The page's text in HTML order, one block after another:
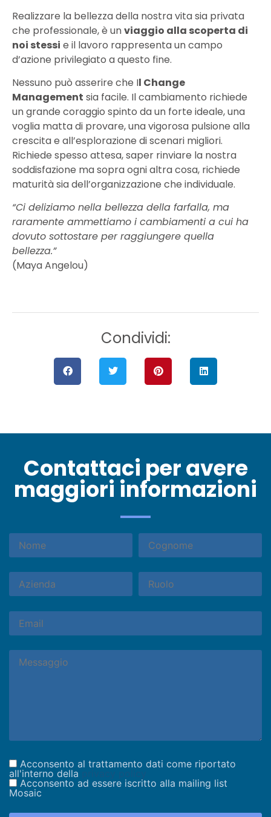
Realizzare la bellezza della nostra vita sia privata
che professionale, è unviaggio alla scoperta di
noi stessi e il lavoro rappresenta un campo
d’azione privilegiato a questo fine.
Nessuno può asserire che Il Change
Management sia facile. Il cambiamento richiede
un grande coraggio spinto da un forte ideale, una
voglia matta di provare, una vigorosa pulsione alla
crescita e all’esplorazione di scenari migliori.
Richiede spesso attesa, saper rinviare la nostra
soddisfazione ma sopra ogni altra cosa, richiede
maturità sia dell’organizzazione che individuale.
“Ci deliziamo nella bellezza della farfalla, ma
raramente ammettiamo i cambiamenti a cui ha
dovuto sottostare per raggiungere quella
bellezza.”
(Maya Angelou)
Condividi:
Contattaci per avere
maggiori informazioni
Acconsento al trattamento dati come riportato
all'interno della
Acconsento ad essere iscritto alla mailing list
Mosaic